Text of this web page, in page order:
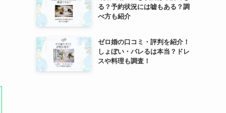
る？予約状況には嘘もある？調
べ方も紹介
ゼロ婚の口コミ・評判を紹介！
しょぼい・バレるは本当？ドレ
スや料理も調査！